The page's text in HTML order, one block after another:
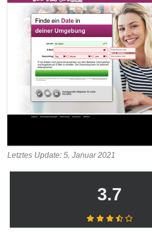
Letztes Update: 5. Januar 2021
3.7